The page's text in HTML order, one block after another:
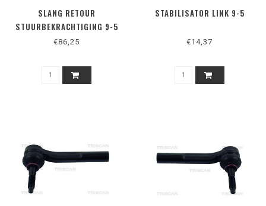
SLANG RETOUR
STUURBEKRACHTIGING 9-5
€86,25
STABILISATOR LINK 9-5
€14,37